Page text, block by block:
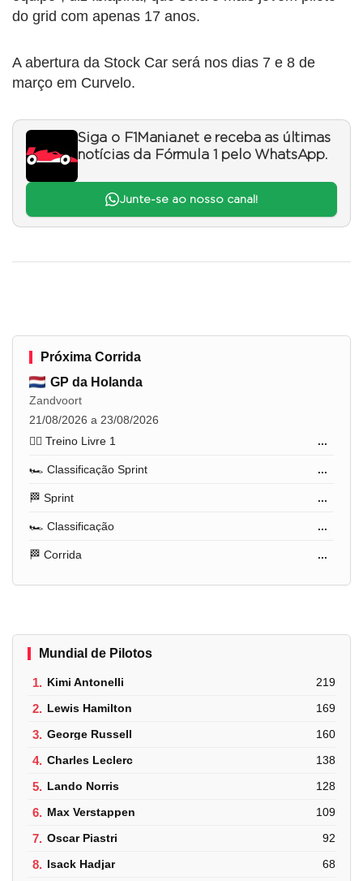
do grid com apenas 17 anos.
A abertura da Stock Car será nos dias 7 e 8 de
março em Curvelo.
Siga o F1Mania.net e receba as últimas
notícias da Fórmula 1 pelo WhatsApp.
Junte-se ao nosso canal!
Próxima Corrida
GP da Holanda
Zandvoort
21/08/2026 a 23/08/2026
🏋️‍♂️ Treino Livre 1
...
🏎️ Classificação Sprint ...
🏁 Sprint ...
🏎️ Classificação ...
🏁 Corrida ...
Mundial de Pilotos
1. Kimi Antonelli 219
2. Lewis Hamilton 169
3. George Russell 160
4. Charles Leclerc 138
5. Lando Norris 128
6. Max Verstappen 109
7. Oscar Piastri 92
8. Isack Hadjar 68